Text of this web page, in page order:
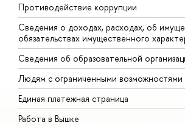
Противодействие коррупции
Сведения о доходах, расходах, об
обязательствах имущественного
Сведения об образовательной
Людям с ограниченными возможностями
Единая платежная страница
Работа в Вышке